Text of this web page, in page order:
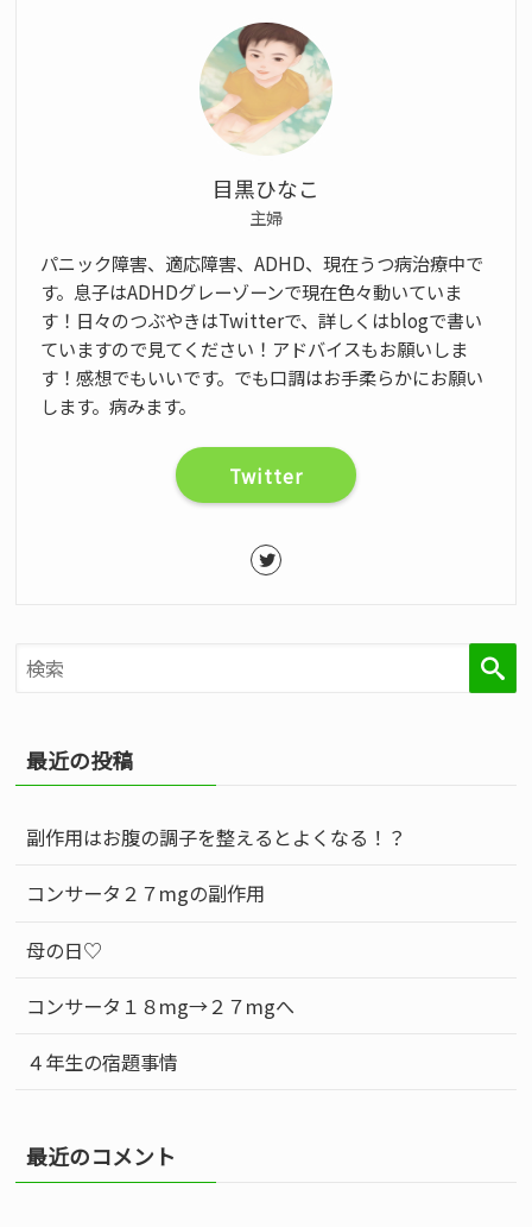
目黒ひなこ
主婦
パニック障害、適応障害、ADHD、現在うつ病治療中で
す。息子はADHDグレーゾーンで現在色々動いていま
す！日々のつぶやきはTwitterで、詳しくはblogで書い
ていますので見てください！アドバイスもお願いしま
す！感想でもいいです。でも口調はお手柔らかにお願い
します。病みます。
Twitter
最近の投稿
副作用はお腹の調子を整えるとよくなる！？
コンサータ２７mgの副作用
母の日♡
コンサータ１８mg→２７mgへ
４年生の宿題事情
最近のコメント